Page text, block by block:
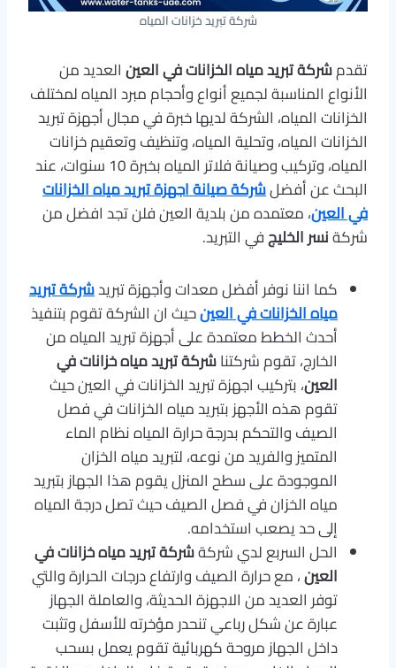
شركة تبريد خزانات المياه
تقدمشركة تبريد مياه الخزانات في العينالعديد من
الأنواع المناسبة لجميع أنواع وأحجام مبرد المياه لمختلف
الخزانات المياه، الشركة لديها خبرة في مجال أجهزة تبريد
الخزانات المياه، وتحلية المياه، وتنظيف وتعقيم خزانات
المياه، وتركيب وصيانة فلاتر المياه بخبرة 10 سنوات، عند
البحث عن أفضلشركة صيانة اجهزة تبريد مياه الخزانات
في العين، معتمده من بلدية العين فلن تجد افضل من
شركةنسر الخليجفي التبريد.
كما اننا نوفر أفضل معدات وأجهزة تبريدشركة تبريد
مياه الخزانات في العينحيث ان الشركة تقوم بتنفيذ
أحدث الخطط معتمدة على أجهزة تبريد المياه من
الخارج، تقوم شركتناشركة تبريد مياه خزانات في
العين، بتركيب اجهزة تبريد الخزانات في العين حيث
تقوم هذه الأجهز بتبريد مياه الخزانات في فصل
الصيف والتحكم بدرجة حرارة المياه نظام الماء
المتميز والفريد من نوعه، لتبريد مياه الخزان
الموجودة على سطح المنزل يقوم هذا الجهاز بتبريد
مياه الخزان في فصل الصيف حيث تصل درجة المياه
إلى حد يصعب استخدامه.
الحل السربع لدي شركةشركة تبريد مياه خزانات في
العين، مع حرارة الصيف وارتفاع درجات الحرارة والتي
توفر العديد من الاجهزة الحديثة، والعاملة الجهاز
عبارة عن شكل رباعي تنحدر مؤخرته للأسفل وتثبت
داخل الجهاز مروحة كهربائية تقوم يعمل بسحب